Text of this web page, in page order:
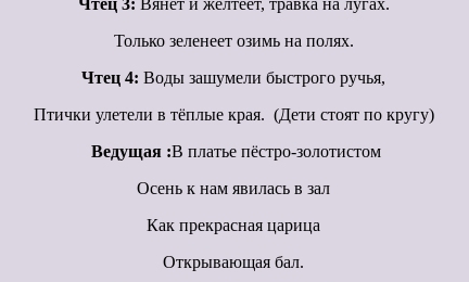
Чтец 3: Вянет и желтеет, травка на лугах.
Только зеленеет озимь на полях.
Чтец 4: Воды зашумели быстрого ручья,
Птички улетели в тёплые края. (Дети стоят по кругу)
Ведущая :В платье пёстро-золотистом
Осень к нам явилась в зал
Как прекрасная царица
Открывающая бал.